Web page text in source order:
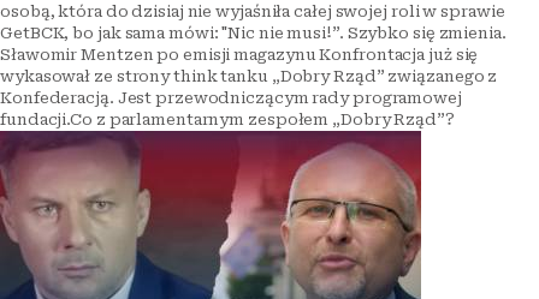
osobą, która do dzisiaj nie wyjaśniła całej swojej roli w sprawie
GetBCK, bo jak sama mówi: "Nic nie musi!”. Szybko się zmienia.
Sławomir Mentzen po emisji magazynu Konfrontacja już się
wykasował ze strony think tanku „Dobry Rząd” związanego z
Konfederacją. Jest przewodniczącym rady programowej
fundacji.Co z parlamentarnym zespołem „Dobry Rząd”?